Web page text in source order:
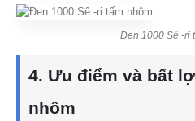
Đen 1000 Sê -ri
4. Ưu điểm và bất
nhôm